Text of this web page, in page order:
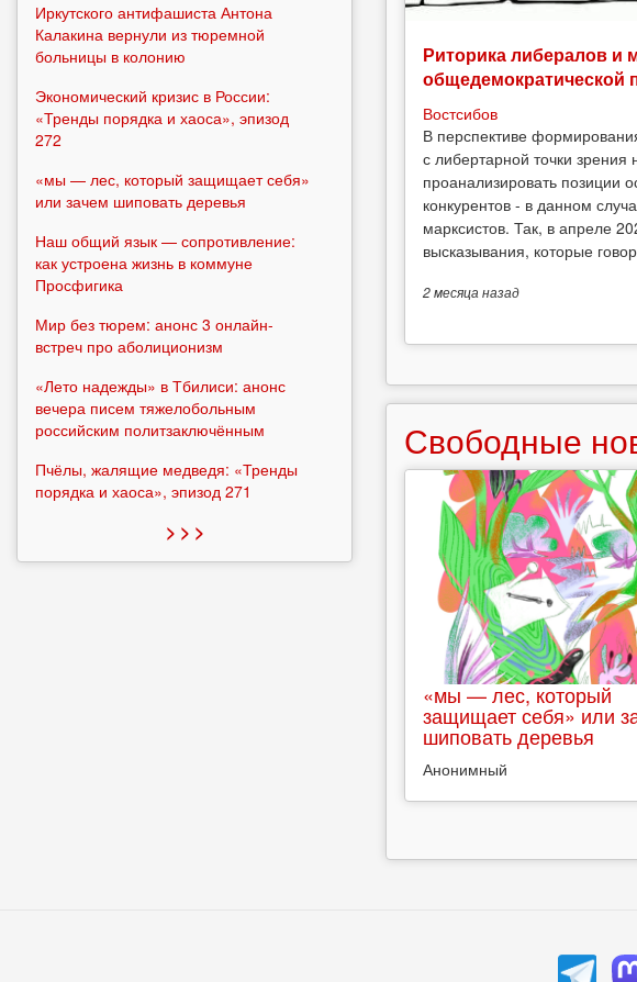
Риторика либералов и
общедемократической
Востсибов
В перспективе
с либертарной точки зрения
проанализировать позиции
конкурентов - в данном
марксистов. Так, в апреле
высказывания, которые
2 месяца назад
Свободные
«мы — лес, который
защищает себя» или
шиповать деревья
Анонимный
Иркутского антифашиста Антона
Калакина вернули из тюремной
больницы в колонию
Экономический кризис в России:
«Тренды порядка и хаоса», эпизод
272
«мы — лес, который защищает себя»
или зачем шиповать деревья
Наш общий язык — сопротивление:
как устроена жизнь в коммуне
Просфигика
Мир без тюрем: анонс 3 онлайн-
встреч про аболиционизм
«Лето надежды» в Тбилиси: анонс
вечера писем тяжелобольным
российским политзаключённым
Пчёлы, жалящие медведя: «Тренды
порядка и хаоса», эпизод 271
> > >